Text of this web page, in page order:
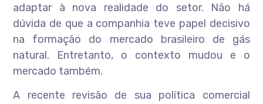
adaptar à nova realidade do setor. Não há
dúvida de que a companhia teve papel decisivo
na formação do mercado brasileiro de gás
natural. Entretanto, o contexto mudou e o
mercado também.
A recente revisão de sua política comercial